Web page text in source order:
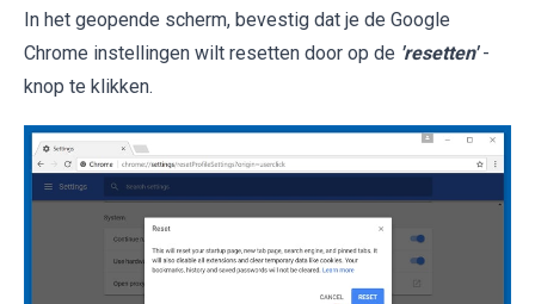
In het geopende scherm, bevestig dat je de Google
Chrome instellingen wilt resetten door op de 'resetten' -
knop te klikken.